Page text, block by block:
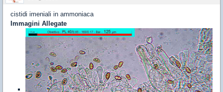
cistidi imeniali in ammoniaca
Immagini Allegate